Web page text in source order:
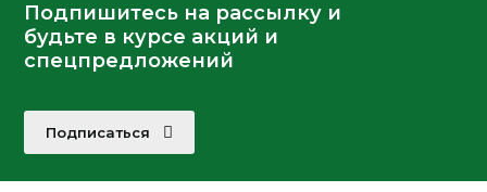
Подпишитесь на рассылку и
будьте в курсе акций и
спецпредложений
Подписаться